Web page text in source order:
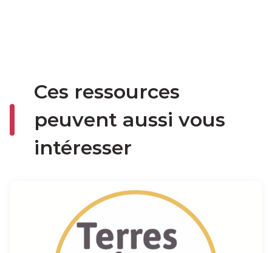
Ces ressources
peuvent aussi vous
intéresser